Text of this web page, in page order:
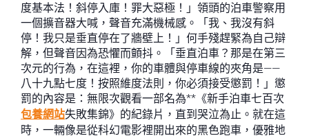
度基本法！斜停入庫！罪大惡極！」領頭的泊車警察用
一個擴音器大喊，聲音充滿機械感。「我、我沒有斜
停！我只是垂直停在了牆壁上！」何手殘趕緊為自己辯
解，但聲音因為恐懼而顫抖。「垂直泊車？那是在第三
次元的行為，在這裡，你的車體與停車線的夾角是——
八十九點七度！按照維度法則，你必須接受懲罰！」懲
罰的內容是：無限次觀看一部名為**《新手泊車七百次
包養網站失敗集錦》的紀錄片，直到哭泣為止。就在這
時，一輛像是從科幻電影裡開出來的黑色跑車，優雅地